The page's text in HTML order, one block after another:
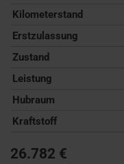
Kilometerstand
Erstzulassung
Zustand
Leistung
Hubraum
Kraftstoff
26.782 €